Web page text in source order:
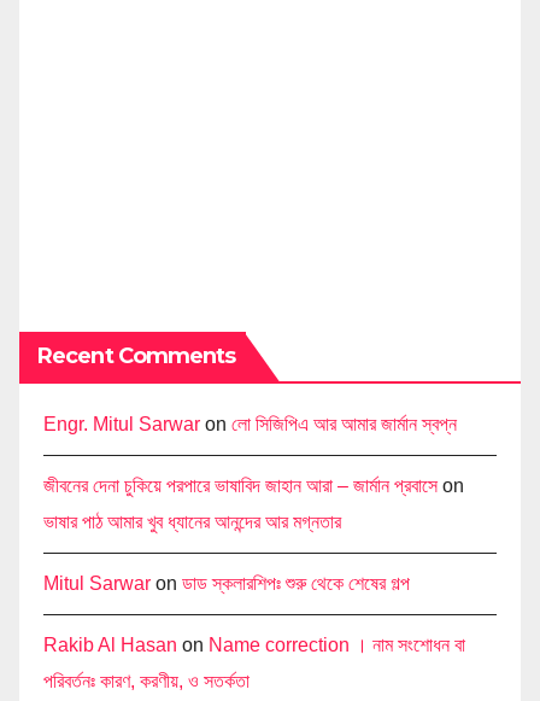
Recent Comments
Engr. Mitul Sarwar on লো সিজিপিএ আর আমার জার্মান স্বপ্ন
জীবনের দেনা চুকিয়ে পরপারে ভাষাবিদ জাহান আরা – জার্মান প্রবাসেon
ভাষার পাঠ আমার খুব ধ্যানের আনন্দের আর মগ্নতার
Mitul Sarwar on ডাড স্কলারশিপঃ শুরু থেকে শেষের গল্প
Rakib Al Hasan on Name correction । নাম সংশোধন বা
পরিবর্তনঃ কারণ, করণীয়, ও সতর্কতা